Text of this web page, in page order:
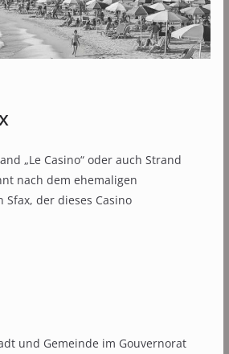
„Le Casino“ oder auch Strand
nach dem ehemaligen
Sfax, der dieses Casino
und Gemeinde im Gouvernorat